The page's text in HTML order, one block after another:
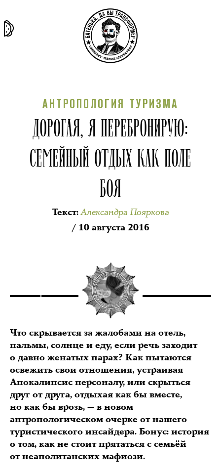
АНТРОПОЛОГИЯ ТУРИЗМА
ДОРОГАЯ, Я ПЕРЕБРОНИРУЮ:
СЕМЕЙНЫЙ ОТДЫХ КАК ПОЛЕ
БОЯ
Текст:Александра Пояркова
/ 10 августа 2016
Что скрывается за жалобами на отель,
пальмы, солнце и еду, если речь заходит
о давно женатых парах? Как пытаются
освежить свои отношения, устраивая
Апокалипсис персоналу, или скрыться
друг от друга, отдыхая как бы вместе,
но как бы врозь, — в новом
антропологическом очерке от нашего
туристического инсайдера. Бонус: история
о том, как не стоит прятаться с семьёй
от неаполитанских мафиози.